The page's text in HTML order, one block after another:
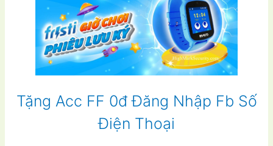
Tặng Acc FF 0đ Đăng Nhập Fb Số
Điện Thoại